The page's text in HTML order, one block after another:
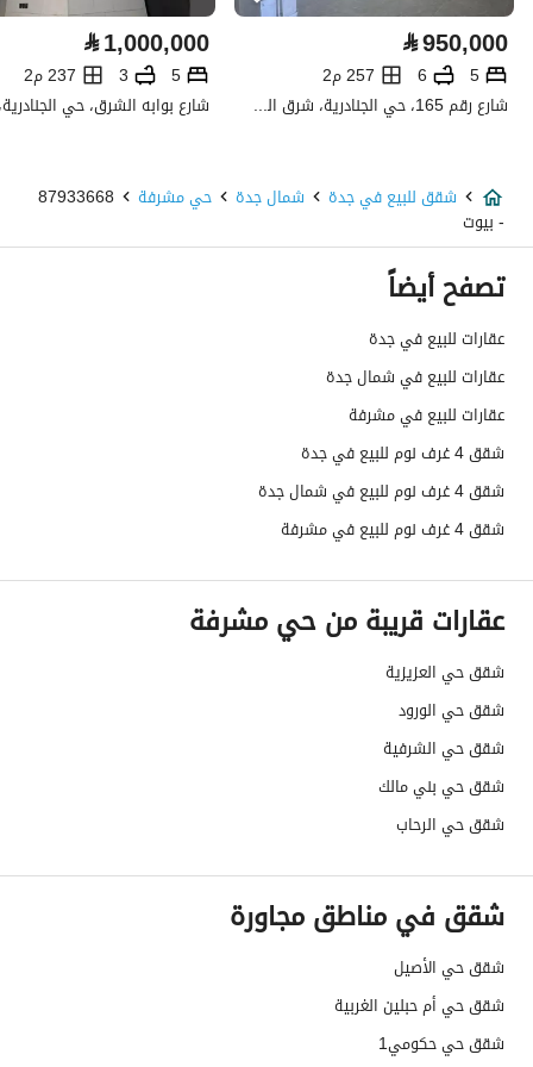
كهرباء
نعم
صرف صحي
الياف ضوئية
نعم
تفاصيل اضافية
عمر العقار
جديد
عرض الشارع
رقم المخطط
رقم صك الملكية
واجهة العقار
شمالية
حدود واطوال العقار
قنوات الاعلان
منصة مرخصة ،لوحة اعلانية ،منصات
هل يوجد اي التزام على
العقار ؟
مطابقة لكود البناء
السعودي
العقار مقيد
لا
رقم الأرض
ملاحظات
⃁950,000
5
6
257 م2
شارع رقم 165، حي الجنادرية، شرق الرياض، الرياض
⃁1,000,000
5
3 237 م2
شقق للبيع في جدة شمال جدة حي مشرفة 87933668
- بيوت
تصفح أيضاً
عقارات للبيع في جدة
عقارات للبيع في شمال جدة
عقارات للبيع في مشرفة
شقق 4 غرف نوم للبيع في جدة
شقق 4 غرف نوم للبيع في شمال جدة
شقق 4 غرف نوم للبيع في مشرفة
عقارات قريبة من حي مشرفة
شقق حي العزيزية
شقق حي الورود
شقق حي الشرفية
شقق حي بني مالك
شقق حي الرحاب
شقق في مناطق مجاورة
شقق حي الأصيل
شقق حي أم حبلين الغربية
شقق حي حكومي1